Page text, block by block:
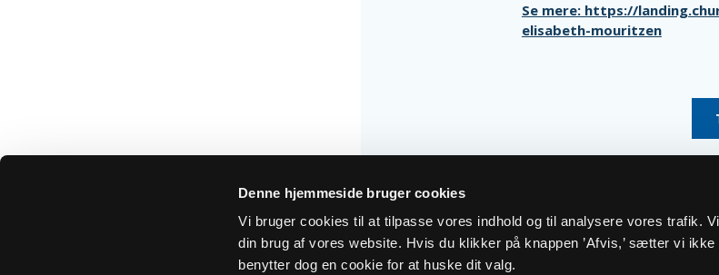
Denne hjemmeside bruger cookies
Vi bruger cookies til at tilpasse vores indhold og til analysere vores trafik.
din brug af vores website. Hvis du klikker på knappen ’Afvis,’ sætter vi
benytter dog en cookie for at huske dit valg.
Se mere: https://
elisabeth-mouritzen